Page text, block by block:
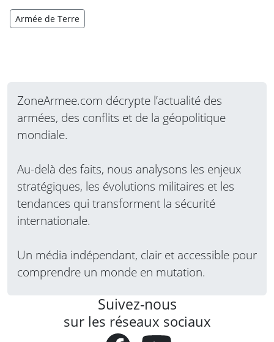
Armée de Terre
ZoneArmee.com décrypte l’actualité des
armées, des conflits et de la géopolitique
mondiale.
Au-delà des faits, nous analysons les enjeux
stratégiques, les évolutions militaires et les
tendances qui transforment la sécurité
internationale.
Un média indépendant, clair et accessible pour
comprendre un monde en mutation.
Suivez-nous
sur les réseaux sociaux